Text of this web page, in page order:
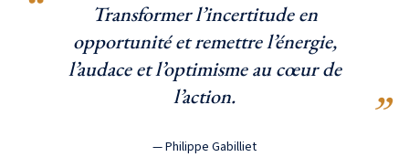
Transformer l’incertitude en
opportunité et remettre l’énergie,
l’audace et l’optimisme au cœur de
l’action.
— Philippe Gabilliet